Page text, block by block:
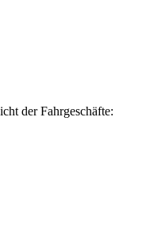
der Fahrgeschäfte: